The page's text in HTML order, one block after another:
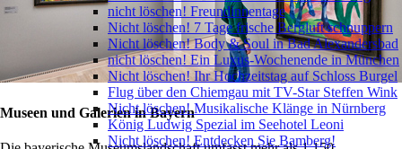
Museen und Galerien in Bayern
nicht löschen! Freundinnentage
Nicht löschen! 7 Tage frische Bergluft schnuppern
Nicht löschen! Body & Soul in Bad Alexandersbad
nicht löschen! Ein Luxus-Wochenende in München
Nicht löschen! Ihr Hochzeitstag auf Schloss Burgel
Flug über den Chiemgau mit TV-Star Steffen Wink
Nicht löschen! Musikalische Klänge in Nürnberg
König Ludwig Spezial im Seehotel Leoni
Nicht löschen! Entdecken Sie Bamberg!